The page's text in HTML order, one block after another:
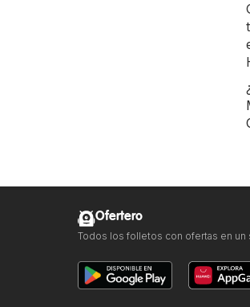
Ofertero
Todos los folletos con ofertas en un